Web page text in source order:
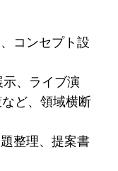
コンセプト設
示、ライブ演
ど、領域横断
整理、提案書